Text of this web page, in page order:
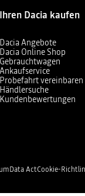
Ihren Dacia kaufen
Dacia Angebote
Dacia Online Shop
Gebrauchtwagen
Ankaufservice
Probefahrt vereinbaren
Händlersuche
Kundenbewertungen
Data ActCookie-